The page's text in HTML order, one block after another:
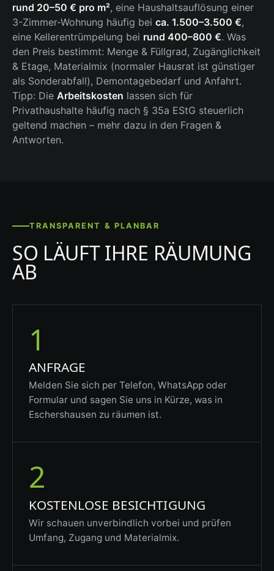
rund 20–50 € pro m², eine Haushaltsauflösung einer
3-Zimmer-Wohnung häufig bei ca. 1.500–3.500 €,
eine Kellerentrümpelung bei rund 400–800 €. Was
den Preis bestimmt: Menge & Füllgrad, Zugänglichkeit
& Etage, Materialmix (normaler Hausrat ist günstiger
als Sonderabfall), Demontagebedarf und Anfahrt.
Tipp: Die Arbeitskosten lassen sich für
Privathaushalte häufig nach § 35a EStG steuerlich
geltend machen – mehr dazu in den Fragen &
Antworten.
TRANSPARENT & PLANBAR
SO LÄUFT IHRE RÄUMUNG
AB
1
ANFRAGE
Melden Sie sich per Telefon, WhatsApp oder
Formular und sagen Sie uns in Kürze, was in
Eschershausen zu räumen ist.
2
KOSTENLOSE BESICHTIGUNG
Wir schauen unverbindlich vorbei und prüfen
Umfang, Zugang und Materialmix.